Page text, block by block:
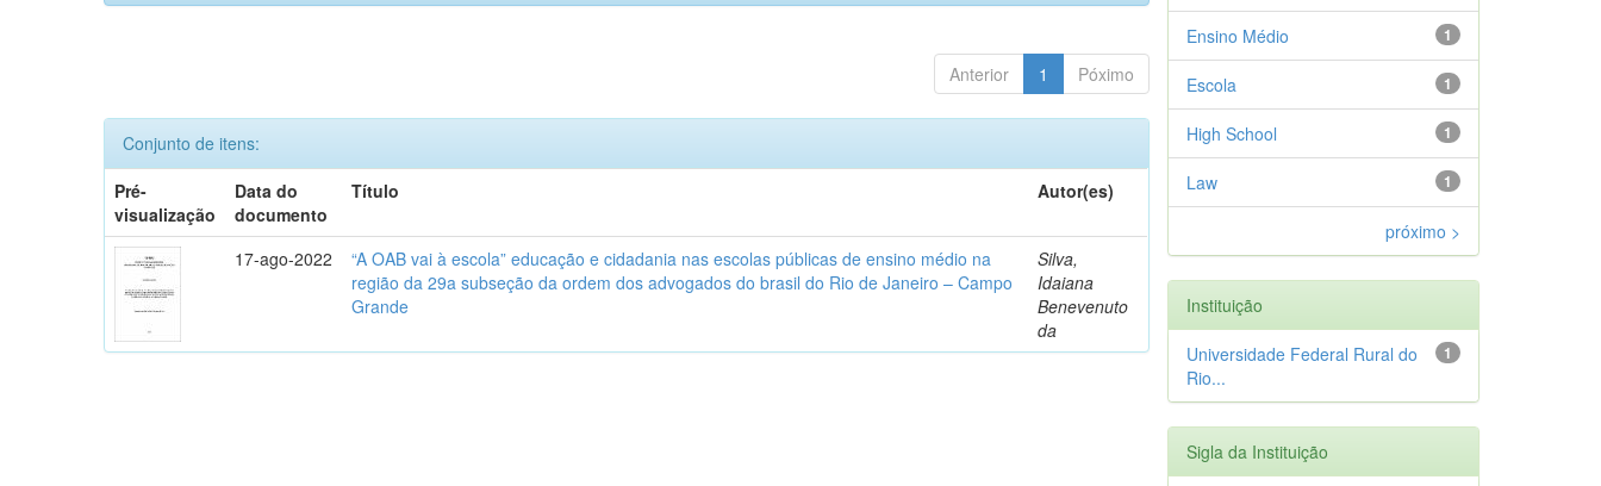
Anterior 1 Póximo
Conjunto de itens:
Pré-
visualização
Data do
documento
Título Autor(es)
17-ago-2022
“A OAB vai à escola” educação e cidadania nas escolas públicas de ensino médio na
região da 29a subseção da ordem dos advogados do brasil do Rio de Janeiro – Campo
Grande
Silva,
Idaiana
Benevenuto
da
1
Ensino Médio
1
Escola
1
High School
1
Law
próximo >
Instituição
1
Universidade Federal Rural do
Rio...
Sigla da Instituição